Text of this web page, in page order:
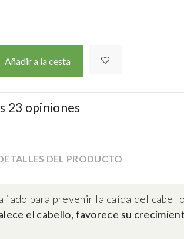
Añadir a la cesta
23 opiniones
DEL PRODUCTO
para prevenir la caída del
el cabello, favorece su